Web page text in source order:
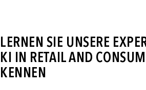
LERNEN SIE UNSERE
KI IN RETAIL AND
KENNEN